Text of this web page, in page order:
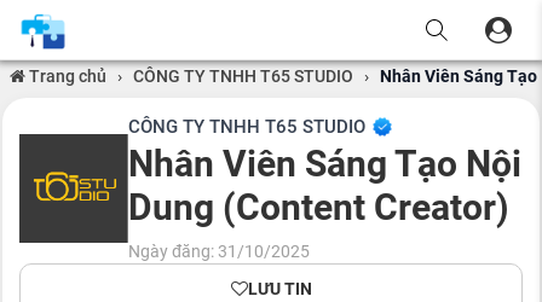
Trang chủ › CÔNG TY TNHH T65 STUDIO › Nhân Viên Sáng
CÔNG TY TNHH T65 STUDIO
Nhân Viên Sáng Tạo Nội
Dung (Content Creator)
Ngày đăng: 31/10/2025
LƯU TIN